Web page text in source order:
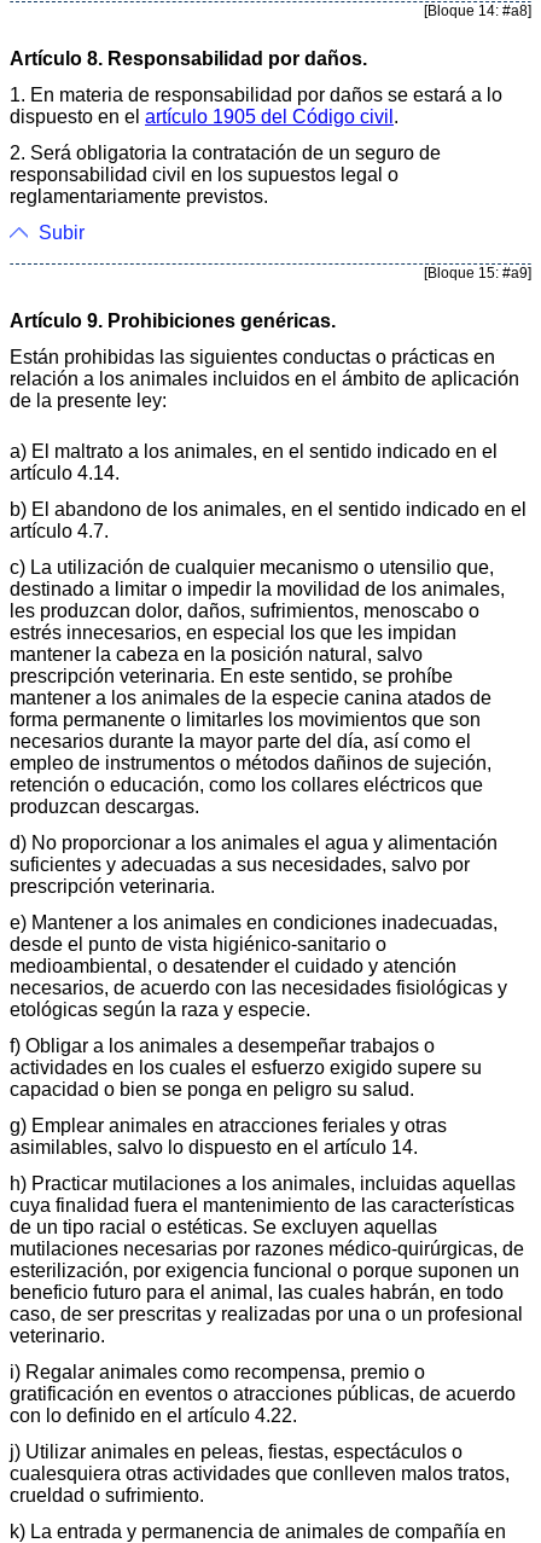
[Bloque 14: #a8]
Artículo 8. Responsabilidad por daños.
1. En materia de responsabilidad por daños se estará a lo
dispuesto en el artículo 1905 del Código civil .
2. Será obligatoria la contratación de un seguro de
responsabilidad civil en los supuestos legal o
reglamentariamente previstos.
Subir
[Bloque 15: #a9]
Artículo 9. Prohibiciones genéricas.
Están prohibidas las siguientes conductas o prácticas en
relación a los animales incluidos en el ámbito de aplicación
de la presente ley:
a) El maltrato a los animales, en el sentido indicado en el
artículo 4.14.
b) El abandono de los animales, en el sentido indicado en el
artículo 4.7.
c) La utilización de cualquier mecanismo o utensilio que,
destinado a limitar o impedir la movilidad de los animales,
les produzcan dolor, daños, sufrimientos, menoscabo o
estrés innecesarios, en especial los que les impidan
mantener la cabeza en la posición natural, salvo
prescripción veterinaria. En este sentido, se prohíbe
mantener a los animales de la especie canina atados de
forma permanente o limitarles los movimientos que son
necesarios durante la mayor parte del día, así como el
empleo de instrumentos o métodos dañinos de sujeción,
retención o educación, como los collares eléctricos que
produzcan descargas.
d) No proporcionar a los animales el agua y alimentación
suficientes y adecuadas a sus necesidades, salvo por
prescripción veterinaria.
e) Mantener a los animales en condiciones inadecuadas,
desde el punto de vista higiénico-sanitario o
medioambiental, o desatender el cuidado y atención
necesarios, de acuerdo con las necesidades fisiológicas y
etológicas según la raza y especie.
f) Obligar a los animales a desempeñar trabajos o
actividades en los cuales el esfuerzo exigido supere su
capacidad o bien se ponga en peligro su salud.
g) Emplear animales en atracciones feriales y otras
asimilables, salvo lo dispuesto en el artículo 14.
h) Practicar mutilaciones a los animales, incluidas aquellas
cuya finalidad fuera el mantenimiento de las características
de un tipo racial o estéticas. Se excluyen aquellas
mutilaciones necesarias por razones médico-quirúrgicas, de
esterilización, por exigencia funcional o porque suponen un
beneficio futuro para el animal, las cuales habrán, en todo
caso, de ser prescritas y realizadas por una o un profesional
veterinario.
i) Regalar animales como recompensa, premio o
gratificación en eventos o atracciones públicas, de acuerdo
con lo definido en el artículo 4.22.
j) Utilizar animales en peleas, fiestas, espectáculos o
cualesquiera otras actividades que conlleven malos tratos,
crueldad o sufrimiento.
k) La entrada y permanencia de animales de compañía en